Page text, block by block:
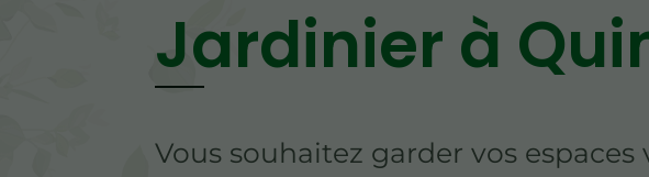
Jardinier à
Vous souhaitez garder vos espaces